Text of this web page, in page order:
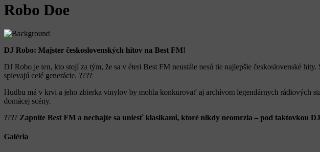
Robo Doe
DJ Robo: Majster československých hitov na Best FM!
DJ Robo je ten, kto stojí za tým, že sa v éteri Best FM neustále nesú tie najlepšie československé
spievajú celé generácie. ????
Hudbu má v krvi a jeho zbierka vinylov by mohla konkurovať aj archívom legendárnych rádiových
domácej scény.
???? Zapnite Best FM a nechajte sa uniesť klasikami, ktoré nikdy neomrzia – pod taktovkou
Galéria